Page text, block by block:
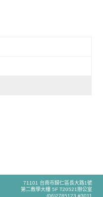
71101 台南市歸仁區長大路1號
第二教學大樓 5F T20521辦公室